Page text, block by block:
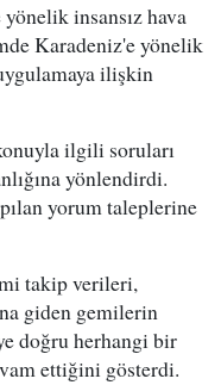
insansız hava
Karadeniz'e yönelik
ilişkin
ilgili soruları
yönlendirdi.
yorum taleplerine
takip verileri,
giden gemilerin
doğru herhangi bir
ettiğini gösterdi.